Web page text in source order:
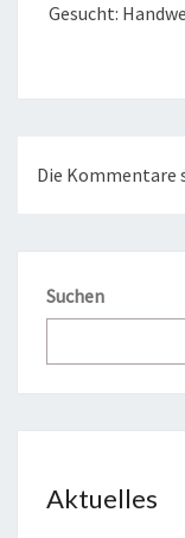
Gesucht:
Die Kommentare
Suchen
Aktuelles